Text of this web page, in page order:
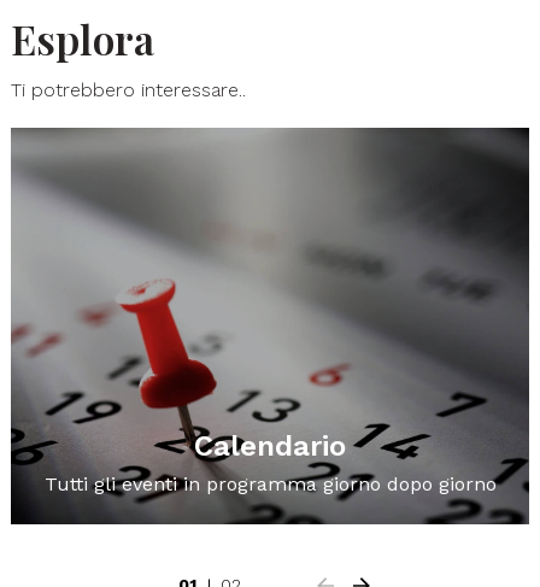
Esplora
Ti potrebbero interessare..
Calendario
Tutti gli eventi in programma giorno dopo giorno